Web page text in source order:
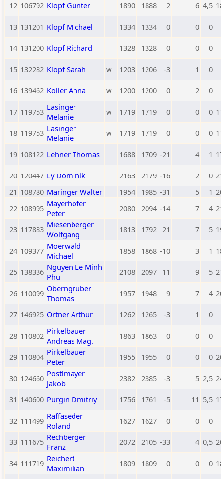
12 106792 Klopf Günter 1890 1888 2 6 4,5
13 131201 Klopf Michael 1334 1334 0 0 0
14 131200 Klopf Richard 1328 1328 0 0 0
15 132282 Klopf Sarah w 1203 1206 -3 1 0
16 139462 Koller Anna w 1200 1200 0 2 0
17 119753 Lasinger
Melanie
w 1719 1719 0 0 0
18 119753 Lasinger
Melanie
w 1719 1719 0 0 0
19 108122 Lehner Thomas 1688 1709 -21 4 1
20 120447 Ly Dominik 2163 2179 -16 2 0
21 108780 Maringer Walter 1954 1985 -31 5 1
22 108995 Mayerhofer
Peter
2080 2094 -14 7 4
23 117883 Miesenberger
Wolfgang
1813 1792 21 7 5
24 109377 Moerwald
Michael
1858 1868 -10 3 1
25 138336 Nguyen Le Minh
Phu
2108 2097 11 9 5
26 110099 Oberngruber
Thomas
1957 1948 9 7 4
27 146925 Ortner Arthur 1262 1265 -3 1 0
28 110802 Pirkelbauer
Andreas Mag.
1863 1863 0 0 0
29 110804 Pirkelbauer
Peter
1955 1955 0 0 0
30 124660 Postlmayer
Jakob
2382 2385 -3 5 2,5
31 140600 Purgin Dmitriy 1756 1761 -5 11 5,5
32 111499 Raffaseder
Roland
1627 1627 0 0 0
33 111675 Rechberger
Franz
2072 2105 -33 4 0,5
34 111719 Reichert
Maximilian
1809 1809 0 0 0